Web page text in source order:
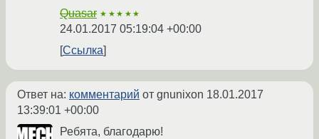
Quasar ★★★★★
24.01.2017 05:19:04 +00:00
Ссылка
Ответ на: комментарий от gnunixon 18.01.2017
13:39:01 +00:00
Ребята, благодарю!